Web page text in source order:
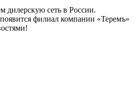
дилерскую сеть в России.
филиал компании «Теремъ»